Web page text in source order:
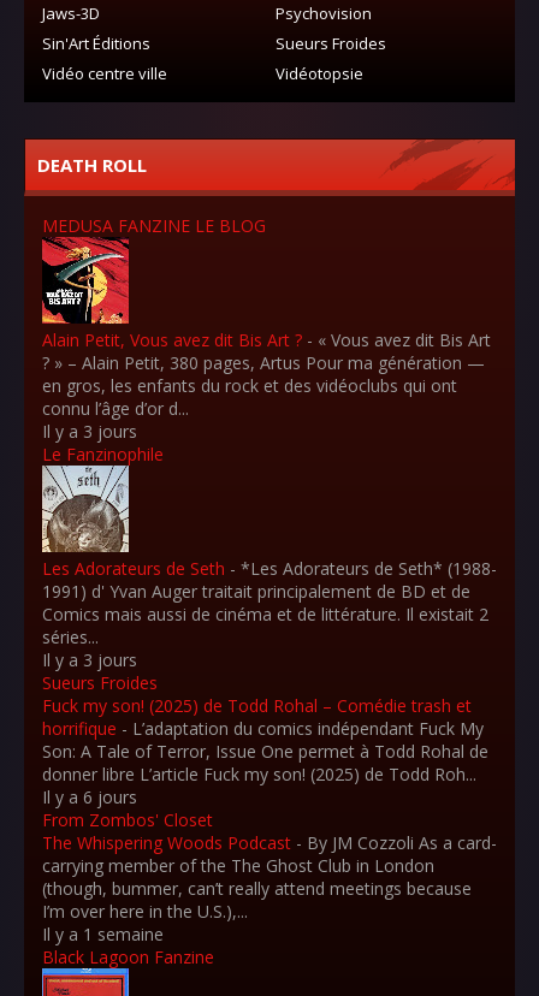
Jaws-3D
Psychovision
Sin'Art Éditions
Sueurs Froides
Vidéo centre ville
Vidéotopsie
DEATH ROLL
MEDUSA FANZINE LE BLOG
Alain Petit, Vous avez dit Bis Art ? - « Vous avez dit Bis Art
? » – Alain Petit, 380 pages, Artus Pour ma génération —
en gros, les enfants du rock et des vidéoclubs qui ont
connu l’âge d’or d...
Il y a 3 jours
Le Fanzinophile
Les Adorateurs de Seth - *Les Adorateurs de Seth* (1988-
1991) d' Yvan Auger traitait principalement de BD et de
Comics mais aussi de cinéma et de littérature. Il existait 2
séries...
Il y a 3 jours
Sueurs Froides
Fuck my son! (2025) de Todd Rohal – Comédie trash et
horrifique - L’adaptation du comics indépendant Fuck My
Son: A Tale of Terror, Issue One permet à Todd Rohal de
donner libre L’article Fuck my son! (2025) de Todd Roh...
Il y a 6 jours
From Zombos' Closet
The Whispering Woods Podcast - By JM Cozzoli As a card-
carrying member of the The Ghost Club in London
(though, bummer, can’t really attend meetings because
I’m over here in the U.S.),...
Il y a 1 semaine
Black Lagoon Fanzine